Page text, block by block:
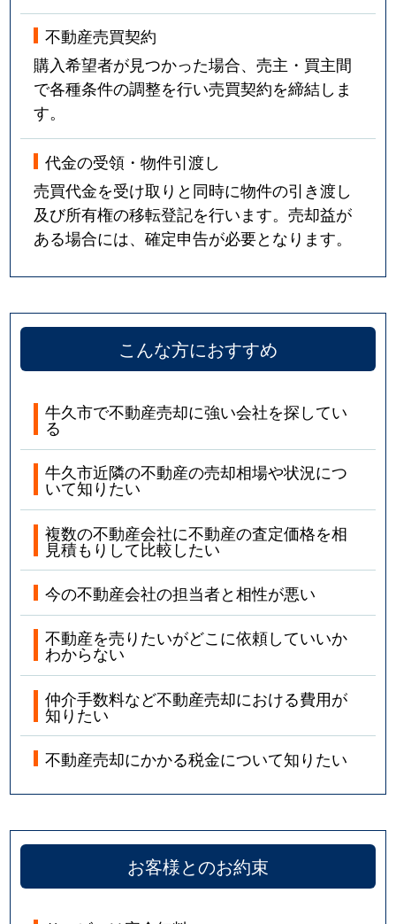
不動産売買契約
購入希望者が見つかった場合、売主・買主間
で各種条件の調整を行い売買契約を締結しま
す。
代金の受領・物件引渡し
売買代金を受け取りと同時に物件の引き渡し
及び所有権の移転登記を行います。売却益が
ある場合には、確定申告が必要となります。
こんな方におすすめ
牛久市で不動産売却に強い会社を探してい
る
牛久市近隣の不動産の売却相場や状況につ
いて知りたい
複数の不動産会社に不動産の査定価格を相
見積もりして比較したい
今の不動産会社の担当者と相性が悪い
不動産を売りたいがどこに依頼していいか
わからない
仲介手数料など不動産売却における費用が
知りたい
不動産売却にかかる税金について知りたい
お客様とのお約束